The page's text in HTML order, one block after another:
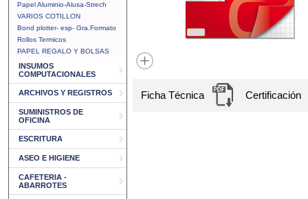
Papel Aluminio-Alusa-Strech
VARIOS COTILLON
Bond plotter- esp- Gra.Formato
Rollos Termicos
PAPEL REGALO Y BOLSAS
INSUMOS
COMPUTACIONALES
ARCHIVOS Y REGISTROS
SUMINISTROS DE
OFICINA
ESCRITURA
ASEO E HIGIENE
CAFETERIA -
ABARROTES
Ficha Técnica Certificación